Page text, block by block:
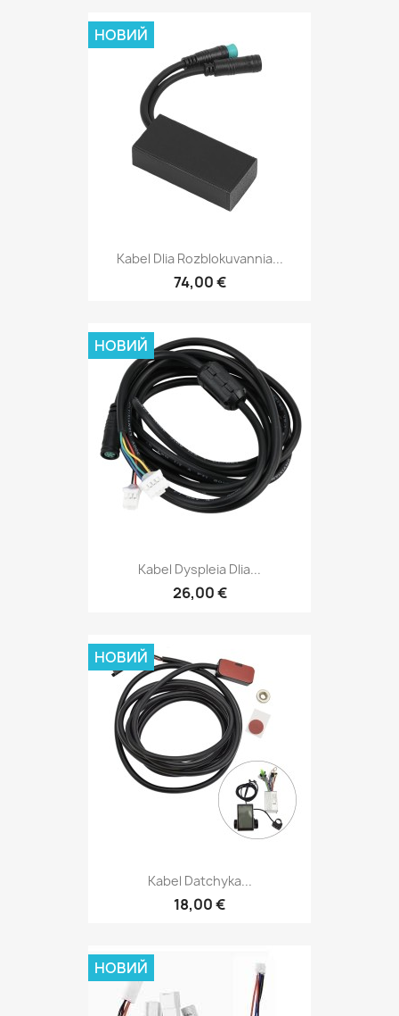
Kabel Dlia Rozblokuvannia...
74,00 €
НОВИЙ
Kabel Dyspleia Dlia...
26,00 €
НОВИЙ
Kabel Datchyka...
18,00 €
НОВИЙ
НОВИЙ